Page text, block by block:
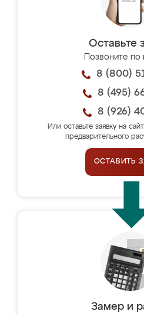
Оставьте
Позвоните
8 (800)
8 (495)
8 (926)
Или оставьте заявку на
предварительного
ОСТАВИТЬ
Замер и